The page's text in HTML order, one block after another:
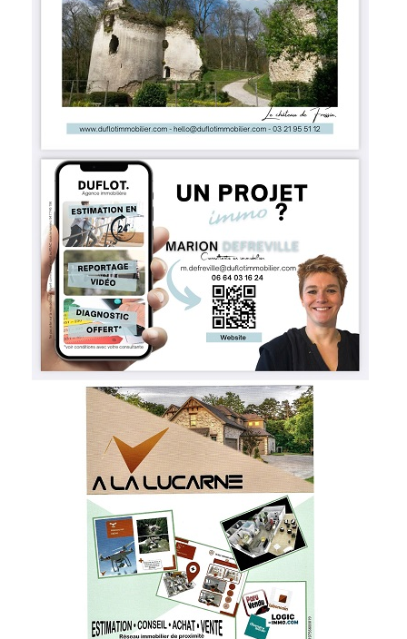
Démarches administratives
Projets et travaux en cours
Fêtes et manifestations
Terrains et maisons à vendre
VOTRE MAIRIE
Elus et agents
L'équipe municipale
Le personnel municipal
Les moyens financiers
Note de synthèse financière
Rapport d'orientation budgétaire
Actions et projets
Projets et travaux en cours
Procès verbaux des conseils municipaux
Le bulletin municipal : Fressinfo & Le Fressinois